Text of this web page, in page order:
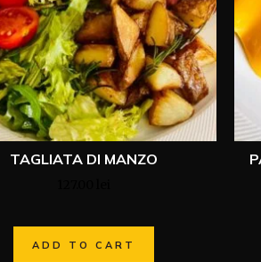
TAGLIATA DI MANZO
ADD TO CART